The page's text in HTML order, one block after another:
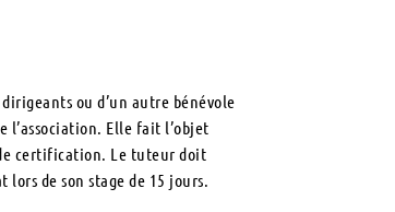
ou d’un autre bénévole
Elle fait l’objet
certification. Le tuteur doit
de son stage de 15 jours.